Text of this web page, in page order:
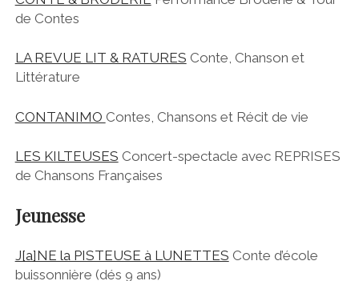
de Contes
LA REVUE LIT & RATURES Conte, Chanson et
Littérature
CONTANIMO Contes, Chansons et Récit de vie
LES KILTEUSES Concert-spectacle avec REPRISES
de Chansons Françaises
Jeunesse
J[a]NE la PISTEUSE à LUNETTES Conte d’école
buissonnière (dés 9 ans)